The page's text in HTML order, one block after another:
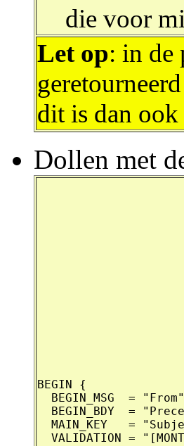
die voor
Let op: in de
dit is dan
Dollen met
BEGIN {
  BEGIN_MSG  = "From"
BEGIN_BDY  =
MAIN_KEY   =
VALIDATION =